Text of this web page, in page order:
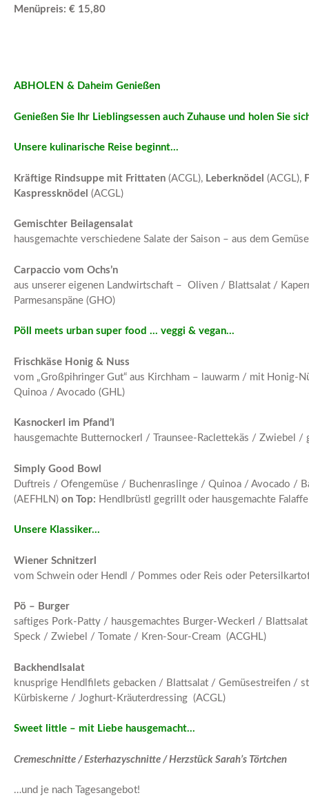
Menüpreis: € 15,80
ABHOLEN & Daheim Genießen
Genießen Sie Ihr Lieblingsessen auch Zuhause und holen Sie
Unsere kulinarische Reise beginnt…
Kräftige Rindsuppe mit Frittaten (ACGL), Leberknödel (ACGL),
Kaspressknödel (ACGL)
Gemischter Beilagensalat
hausgemachte verschiedene Salate der Saison – aus dem
Carpaccio vom Ochs’n
aus unserer eigenen Landwirtschaft – Oliven / Blattsalat /
Parmesanspäne (GHO)
Pöll meets urban super food … veggi & vegan…
Frischkäse Honig & Nuss
vom „Großpihringer Gut“ aus Kirchham – lauwarm / mit Honig-
Quinoa / Avocado (GHL)
Kasnockerl im Pfand’l
hausgemachte Butternockerl / Traunsee-Raclettekäs / Zwiebel /
Simply Good Bowl
Duftreis / Ofengemüse / Buchenraslinge / Quinoa / Avocado /
(AEFHLN) on Top: Hendlbrüstl gegrillt oder hausgemachte
Unsere Klassiker…
Wiener Schnitzerl
vom Schwein oder Hendl / Pommes oder Reis oder
Pö – Burger
saftiges Pork-Patty / hausgemachtes Burger-Weckerl /
Speck / Zwiebel / Tomate / Kren-Sour-Cream (ACGHL)
Backhendlsalat
knusprige Hendlfilets gebacken / Blattsalat / Gemüsestreifen /
Kürbiskerne / Joghurt-Kräuterdressing (ACGL)
Sweet little – mit Liebe hausgemacht…
Cremeschnitte / Esterhazyschnitte / Herzstück Sarah’s Törtchen
…und je nach Tagesangebot!